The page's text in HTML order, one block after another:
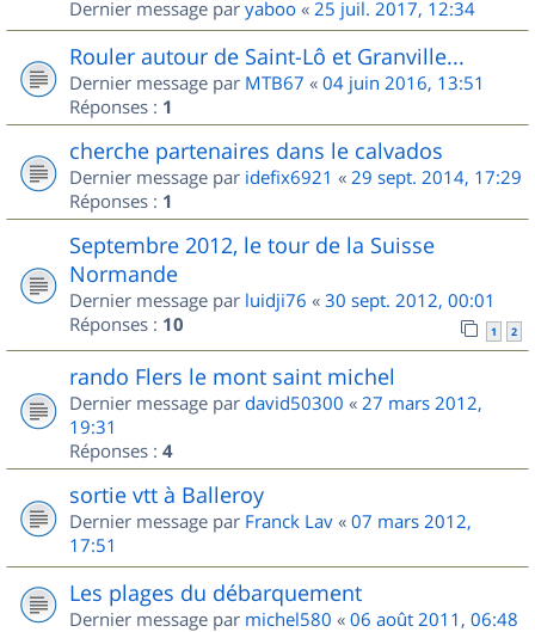
Dernier message par yaboo « 25 juil. 2017, 12:34
Rouler autour de Saint-Lô et Granville...
Dernier message par MTB67 « 04 juin 2016, 13:51
Réponses : 1
cherche partenaires dans le calvados
Dernier message par idefix6921 « 29 sept. 2014, 17:29
Réponses : 1
Septembre 2012, le tour de la Suisse
Normande
Dernier message par luidji76 « 30 sept. 2012, 00:01
Réponses : 10 1 2
rando Flers le mont saint michel
Dernier message par david50300 « 27 mars 2012,
19:31
Réponses : 4
sortie vtt à Balleroy
Dernier message par Franck Lav « 07 mars 2012,
17:51
Les plages du débarquement
Dernier message par michel580 « 06 août 2011, 06:48